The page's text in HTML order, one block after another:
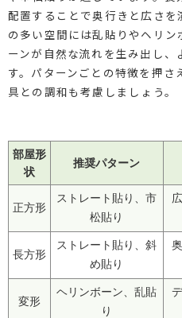
配置することで奥行きと広さ
の多い空間には乱貼りやヘリ
ーンが自然な流れを生み出し、
す。パターンごとの特徴を押さ
具との調和も考慮しましょう。
部屋形
状
推奨パターン
正方形
ストレート貼り、市
松貼り
長方形
ストレート貼り、斜
め貼り
変形
ヘリンボーン、乱貼
り